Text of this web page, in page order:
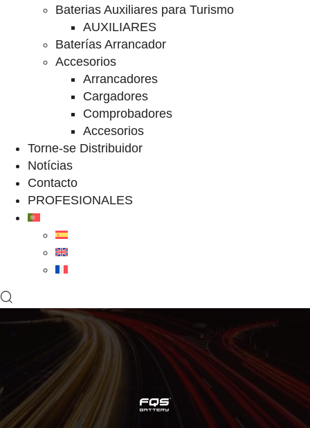
Baterias Auxiliares para Turismo
AUXILIARES
Baterías Arrancador
Accesorios
Arrancadores
Cargadores
Comprobadores
Accesorios
Torne-se Distribuidor
Notícias
Contacto
PROFESIONALES